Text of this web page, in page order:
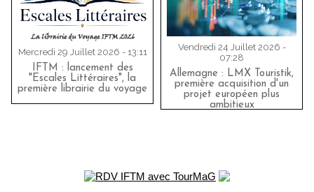
Mercredi 29 Juillet 2026 - 13:11
IFTM : lancement des
"Escales Littéraires", la
première librairie du voyage
Vendredi 24 Juillet 2026 -
07:28
Allemagne : LMX Touristik,
première acquisition d'un
projet européen plus
ambitieux